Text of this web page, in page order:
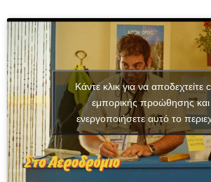
Κάντε κλικ για να αποδεχτείτε
εμπορικής προώθησης
ενεργοποιήσετε αυτό το